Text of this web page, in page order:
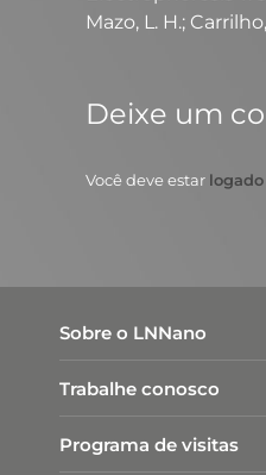
Mazo, L. H.;
Deixe um
Você deve estar logado
Sobre o LNNano
Trabalhe conosco
Programa de visitas